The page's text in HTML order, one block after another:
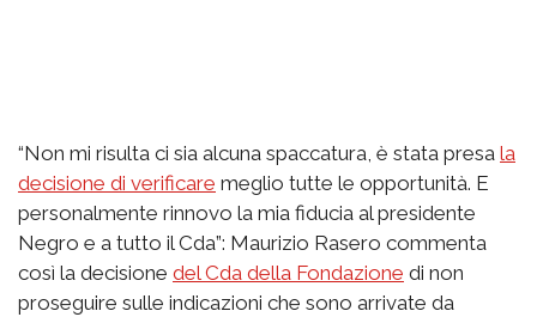
“Non mi risulta ci sia alcuna spaccatura, è stata presa la
decisione di verificare meglio tutte le opportunità. E
personalmente rinnovo la mia fiducia al presidente
Negro e a tutto il Cda”: Maurizio Rasero commenta
così la decisione del Cda della Fondazione di non
proseguire sulle indicazioni che sono arrivate da